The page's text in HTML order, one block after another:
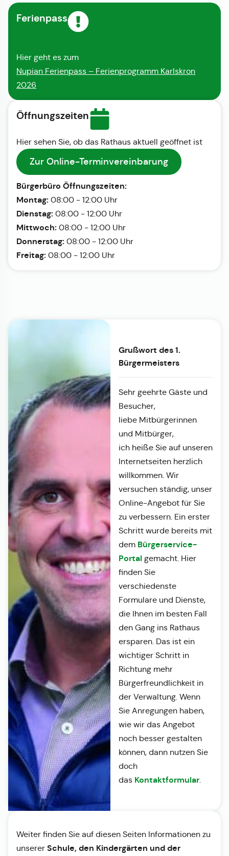
Ferienpass
Hier geht es zum
Nupian Ferienpass – Ferienprogramm Karlskron
2026
Öffnungszeiten
Hier sehen Sie, ob das Rathaus aktuell geöffnet ist
Zur Online-Terminvereinbarung
Bürgerbüro Öffnungszeiten:
Montag: 08:00 - 12:00 Uhr
Dienstag: 08:00 - 12:00 Uhr
Mittwoch: 08:00 - 12:00 Uhr
Donnerstag: 08:00 - 12:00 Uhr
Freitag: 08:00 - 12:00 Uhr
Grußwort des 1.
Bürgermeisters
Sehr geehrte Gäste und
Besucher,
liebe Mitbürgerinnen
und Mitbürger,
ich heiße Sie auf unseren
Internetseiten herzlich
willkommen. Wir
versuchen ständig, unser
Online-Angebot für Sie
zu verbessern. Ein erster
Schritt wurde bereits mit
dem Bürgerservice-
Portalgemacht. Hier
finden Sie
verschiedenste
Formulare und Dienste,
die Ihnen im besten Fall
den Gang ins Rathaus
ersparen. Das ist ein
wichtiger Schritt in
Richtung mehr
Bürgerfreundlichkeit in
der Verwaltung. Wenn
Sie Anregungen haben,
wie wir das Angebot
noch besser gestalten
können, dann nutzen Sie
doch
das Kontaktformular.
Weiter finden Sie auf diesen Seiten Informationen zu
unserer Schule, den Kindergärten und der